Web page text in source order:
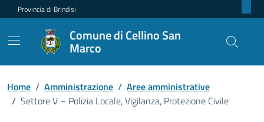
Provincia di Brindisi
Comune di Cellino San
Marco
Home / Amministrazione / Aree amministrative
/ Settore V – Polizia Locale, Vigilanza, Protezione Civile